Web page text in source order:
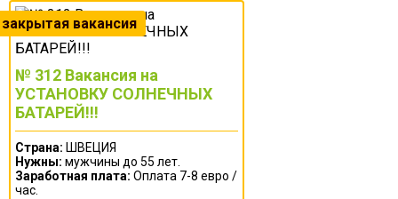
№ 312 Вакансия на
УСТАНОВКУ СОЛНЕЧНЫХ
БАТАРЕЙ!!!
Страна: ШВЕЦИЯ
Нужны: мужчины до 55 лет.
Заработная плата: Оплата 7-8 евро /
час.